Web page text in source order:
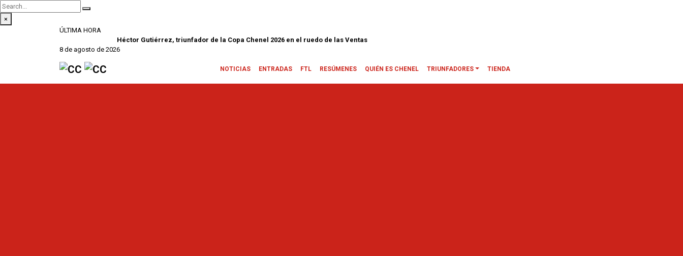
×
ÚLTIMA HORA
Héctor Gutiérrez, triunfador de la Copa Chenel 2026 en el ruedo de las Ventas
8 de agosto de 2026
NOTICIAS ENTRADAS FTL RESÚMENES QUIÉN ES CHENEL TRIUNFADORES TIENDA